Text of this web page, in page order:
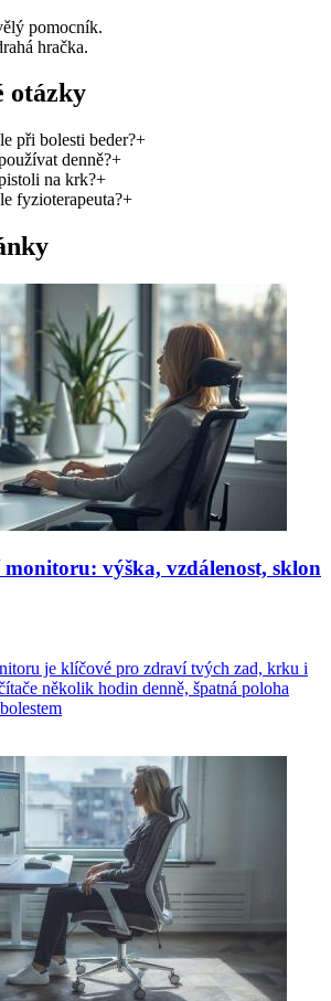
pomocník.
hračka.
otázky
při bolesti beder?+
denně?+
na krk?+
fyzioterapeuta?+
výška, vzdálenost, sklon
je klíčové pro zdraví tvých zad, krku i
několik hodin denně, špatná poloha